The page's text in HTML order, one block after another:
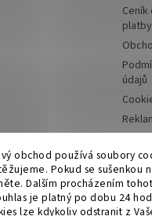
obchod používá soubory
Pokud se sušenkou
Dalším procházením
je platný po dobu 24
lze kdykoliv odstranit z
platby
údajů